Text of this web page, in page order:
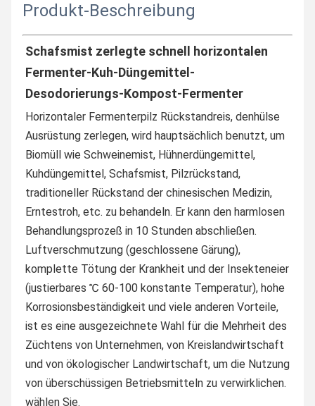
Produkt-Beschreibung
Schafsmist zerlegte schnell horizontalen
Fermenter-Kuh-Düngemittel-
Desodorierungs-Kompost-Fermenter
Horizontaler Fermenterpilz Rückstandreis, denhülse
Ausrüstung zerlegen, wird hauptsächlich benutzt, um
Biomüll wie Schweinemist, Hühnerdüngemittel,
Kuhdüngemittel, Schafsmist, Pilzrückstand,
traditioneller Rückstand der chinesischen Medizin,
Erntestroh, etc. zu behandeln. Er kann den harmlosen
Behandlungsprozeß in 10 Stunden abschließen.
Luftverschmutzung (geschlossene Gärung),
komplette Tötung der Krankheit und der Insekteneier
(justierbares ℃ 60-100 konstante Temperatur), hohe
Korrosionsbeständigkeit und viele anderen Vorteile,
ist es eine ausgezeichnete Wahl für die Mehrheit des
Züchtens von Unternehmen, von Kreislandwirtschaft
und von ökologischer Landwirtschaft, um die Nutzung
von überschüssigen Betriebsmitteln zu verwirklichen.
wählen Sie.